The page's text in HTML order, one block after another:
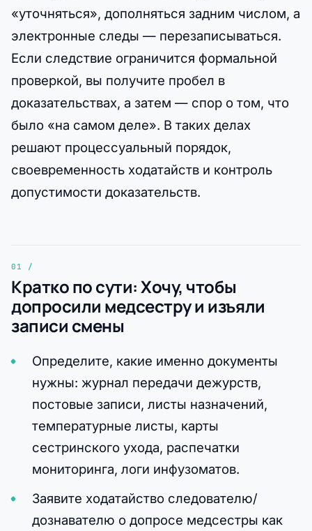
«уточняться», дополняться задним числом, а
электронные следы — перезаписываться.
Если следствие ограничится формальной
проверкой, вы получите пробел в
доказательствах, а затем — спор о том, что
было «на самом деле». В таких делах
решают процессуальный порядок,
своевременность ходатайств и контроль
допустимости доказательств.
Кратко по сути: Хочу, чтобы
допросили медсестру и изъяли
записи смены
Определите, какие именно документы
нужны: журнал передачи дежурств,
постовые записи, листы назначений,
температурные листы, карты
сестринского ухода, распечатки
мониторинга, логи инфузоматов.
Заявите ходатайство следователю/
дознавателю о допросе медсестры как